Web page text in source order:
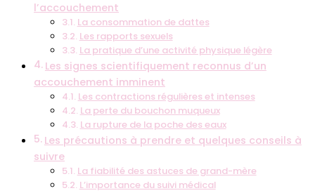
l’accouchement
La consommation de dattes
Les rapports sexuels
La pratique d’une activité physique légère
Les signes scientifiquement reconnus d’un
accouchement imminent
Les contractions régulières et intenses
La perte du bouchon muqueux
La rupture de la poche des eaux
Les précautions à prendre et quelques conseils à
suivre
La fiabilité des astuces de grand-mère
L’importance du suivi médical